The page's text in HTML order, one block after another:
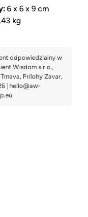
6 x 6 x 9 cm
kg